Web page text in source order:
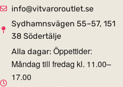
info@vitvaroroutlet.se
Sydhamnsvägen 55–57, 151
38 Södertälje
Alla dagar: Öppettider:
Måndag till fredag kl. 11.00–
17.00